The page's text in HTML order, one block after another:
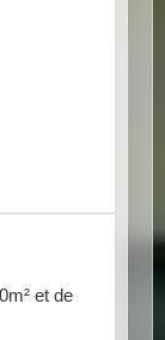
et de